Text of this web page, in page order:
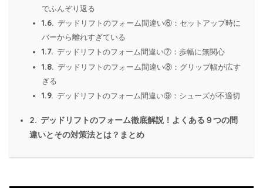
でふんぞり返る
1.6. デッドリフトのフォーム間違い⑥：セットアップ時に
バーから離れすぎている
1.7. デッドリフトのフォーム間違い⑦：歩幅に無関心
1.8. デッドリフトのフォーム間違い⑧：グリップ幅が広す
ぎる
1.9. デッドリフトのフォーム間違い⑨：シューズが不適切
2. デッドリフトのフォーム徹底解説！よくある９つの間
違いとその対策法とは？まとめ